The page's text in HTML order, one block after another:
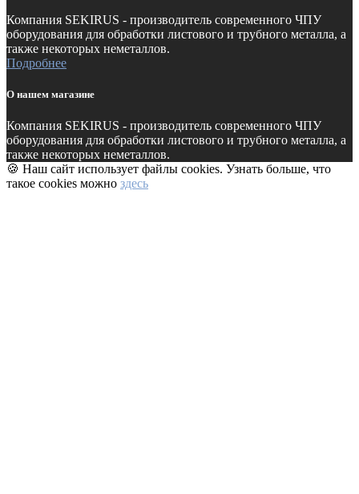
Компания SEKIRUS - производитель современного ЧПУ
оборудования для обработки листового и трубного металла, а
также некоторых неметаллов.
Подробнее
О нашем магазине
Компания SEKIRUS - производитель современного ЧПУ
оборудования для обработки листового и трубного металла, а
также некоторых неметаллов.
🍪 Наш сайт использует файлы cookies. Узнать больше, что
такое cookies можно здесь